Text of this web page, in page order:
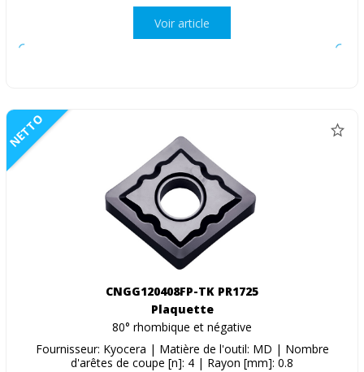
Voir article
NETTO
CNGG120408FP-TK PR1725
Plaquette
80° rhombique et négative
Fournisseur: Kyocera | Matière de l'outil: MD | Nombre
d'arêtes de coupe [n]: 4 | Rayon [mm]: 0.8